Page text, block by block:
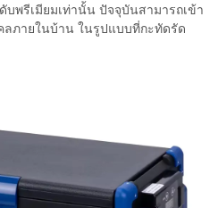
พรีเมียมเท่านั้น ปัจจุบันสามารถเข้า
ภายในบ้าน ในรูปแบบที่กะทัดรัด